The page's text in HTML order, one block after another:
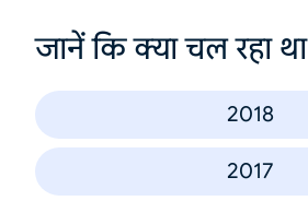
जानें कि क्या चल रहा था
2018
2017